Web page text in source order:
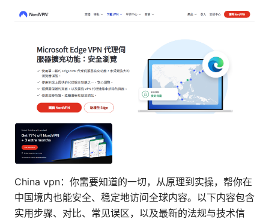
China vpn：你需要知道的一切，从原理到实操，帮你在
中国境内也能安全、稳定地访问全球内容。以下内容包含
实用步骤、对比、常见误区，以及最新的法规与技术信